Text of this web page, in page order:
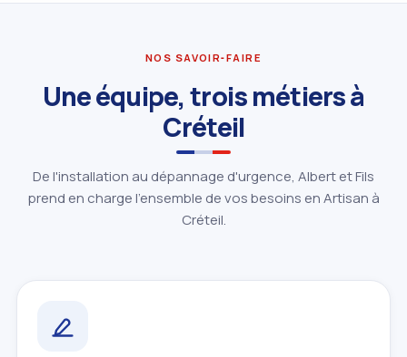
NOS SAVOIR‑FAIRE
Une équipe, trois métiers à
Créteil
De l'installation au dépannage d'urgence, Albert et Fils
prend en charge l'ensemble de vos besoins en Artisan à
Créteil.